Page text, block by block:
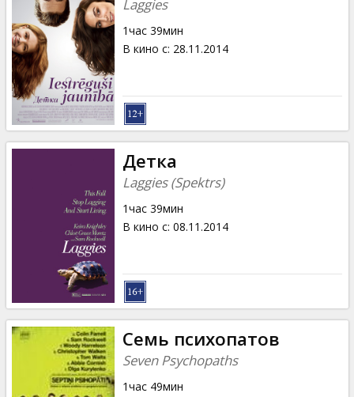
Laggies
1час 39мин
В кино с: 28.11.2014
Детка
Laggies (Spektrs)
1час 39мин
В кино с: 08.11.2014
Семь психопатов
Seven Psychopaths
1час 49мин